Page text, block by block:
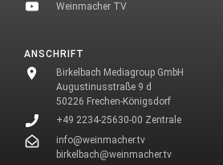
ANSCHRIFT
Birkelbach Mediagroup GmbH
Augustinusstraße 9 d
50226 Frechen-Königsdorf
+49 2234-25630-00 Zentrale
info@weinmacher.tv
birkelbach@weinmacher.tv
Weinmacher TV